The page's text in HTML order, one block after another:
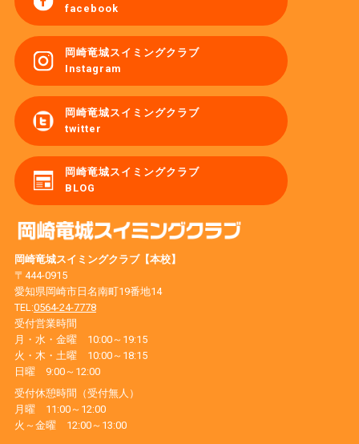
facebook
岡崎竜城スイミングクラブ
Instagram
岡崎竜城スイミングクラブ
twitter
岡崎竜城スイミングクラブ
BLOG
岡崎竜城スイミングクラブ【本校】
〒444-0915
愛知県岡崎市日名南町19番地14
TEL:0564-24-7778
受付営業時間
月・水・金曜 10:00～19:15
火・木・土曜 10:00～18:15
日曜 9:00～12:00
受付休憩時間（受付無人）
月曜 11:00～12:00
火～金曜 12:00～13:00